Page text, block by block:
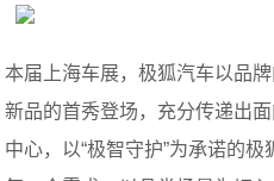
本届上海车展，极狐汽车以品
新品的首秀登场，充分传递出
中心，以“极智守护”为承诺的